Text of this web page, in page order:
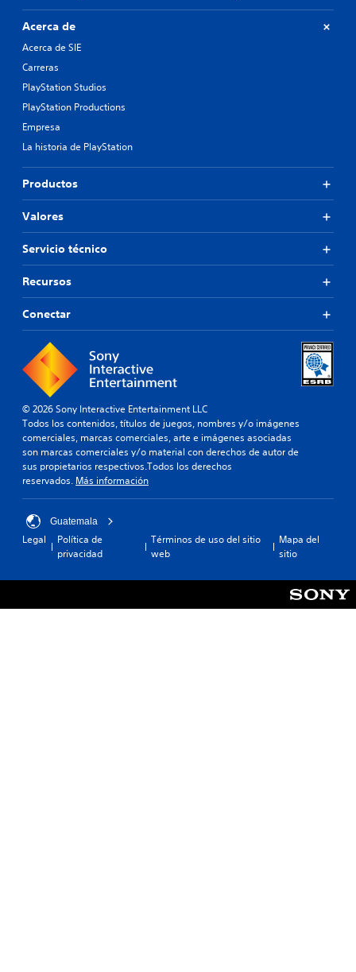
Acerca de
Acerca de SIE
Carreras
PlayStation Studios
PlayStation Productions
Empresa
La historia de PlayStation
Productos
Valores
Servicio técnico
Recursos
Conectar
© 2026 Sony Interactive Entertainment LLC
Todos los contenidos, títulos de juegos, nombres y/o imágenes
comerciales, marcas comerciales, arte e imágenes asociadas
son marcas comerciales y/o material con derechos de autor de
sus propietarios respectivos.Todos los derechos
reservados. Más información
Guatemala
Legal
Política de
privacidad
Términos de uso del sitio
web
Mapa del
sitio